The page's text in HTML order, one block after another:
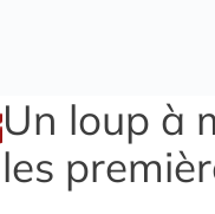
Un loup à
les